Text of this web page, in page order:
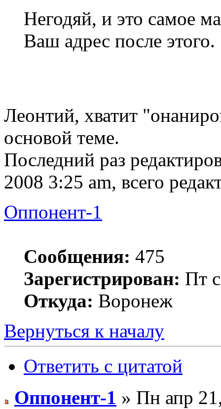
Негодяй, и это самое
Ваш адрес после этого.
Леонтий, хватит
основой теме.
Последний раз
2008 3:25 am, всего
Оппонент-1
Сообщения: 475
Зарегистрирован: Пт
Откуда: Воронеж
Вернуться к началу
Ответить с цитатой
Оппонент-1 » Пн апр